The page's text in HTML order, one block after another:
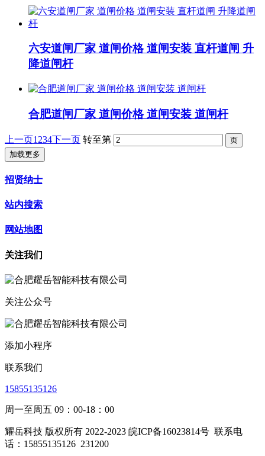
六安道闸厂家 道闸价格 道闸安装 直杆道闸 升
降道闸杆
合肥道闸厂家 道闸价格 道闸安装 道闸杆
上一页1 234下一页 转至第
加载更多
招贤纳士
站内搜索
网站地图
关注我们
关注公众号
添加小程序
联系我们
15855135126
周一至周五 09：00-18：00
耀岳科技 版权所有 2022-2023 皖ICP备16023814号 联系电
话：15855135126 231200